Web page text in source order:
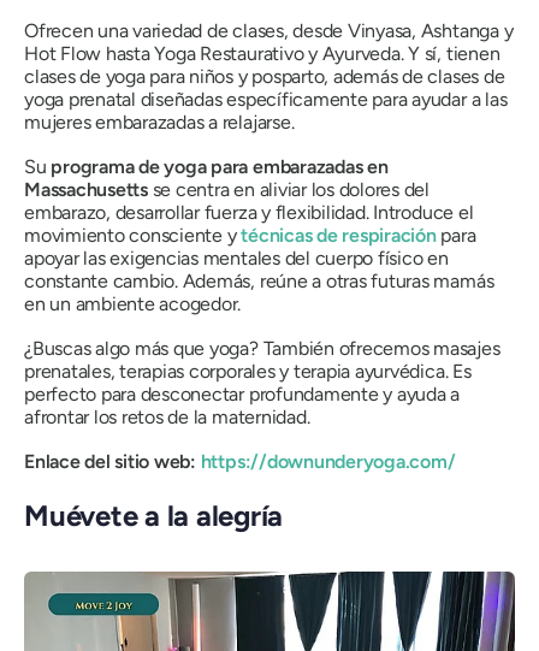
Ofrecen una variedad de clases, desde Vinyasa, Ashtanga y
Hot Flow hasta Yoga Restaurativo y Ayurveda. Y sí, tienen
clases de yoga para niños y posparto, además de clases de
yoga prenatal diseñadas específicamente para ayudar a las
mujeres embarazadas a relajarse.
Su programa de yoga para embarazadas en
Massachusettsse centra en aliviar los dolores del
embarazo, desarrollar fuerza y ​​flexibilidad. Introduce el
movimiento consciente ytécnicas de respiraciónpara
apoyar las exigencias mentales del cuerpo físico en
constante cambio. Además, reúne a otras futuras mamás
en un ambiente acogedor.
¿Buscas algo más que yoga? También ofrecemos masajes
prenatales, terapias corporales y terapia ayurvédica. Es
perfecto para desconectar profundamente y ayuda a
afrontar los retos de la maternidad.
Enlace del sitio web: https://downunderyoga.com/
Muévete a la alegría